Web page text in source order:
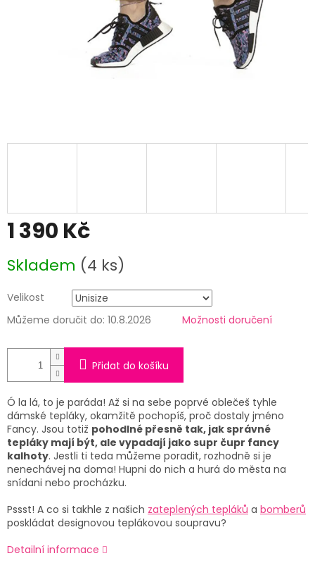
1 390 Kč
cena:
Skladem (4 ks)
Velikost
Můžeme doručit do: 10.8.2026 Možnosti doručení
Přidat do košíku
Ó la lá, to je paráda! Až si na sebe poprvé oblečeš tyhle
dámské tepláky, okamžitě pochopíš, proč dostaly jméno
Fancy. Jsou totiž pohodlné přesně tak, jak správné
tepláky mají být, ale vypadají jako supr čupr fancy
kalhoty. Jestli ti teda můžeme poradit, rozhodně si je
nenechávej na doma! Hupni do nich a hurá do města na
snídani nebo procházku.
Pssst! A co si takhle z našich zateplených tepláků a bomberů
poskládat designovou teplákovou soupravu?
Detailní informace